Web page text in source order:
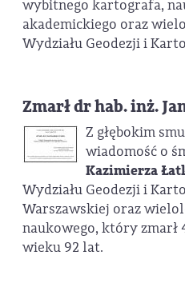
wybitnego kartografa,
akademickiego oraz
Wydziału Geodezji i
Zmarł dr hab. inż.
Z głębokim
wiadomość o
Kazimierza
Wydziału Geodezji i
Warszawskiej oraz
naukowego, który zmarł
wieku 92 lat.